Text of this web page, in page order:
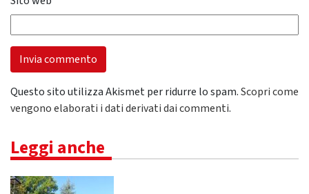
Questo sito utilizza Akismet per ridurre lo spam.Scopri come
vengono elaborati i dati derivati dai commenti.
Leggi anche